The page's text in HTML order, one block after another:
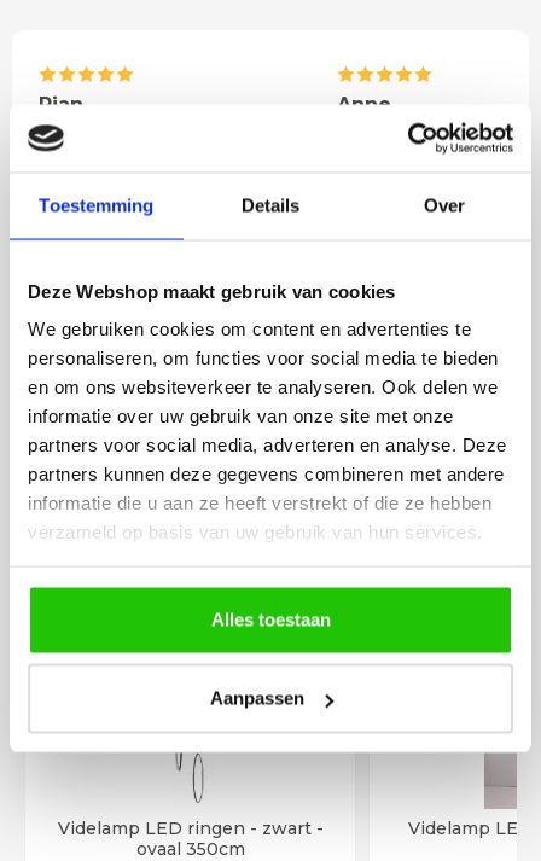
Toestemming Details Over
Deze Webshop maakt gebruik van cookies
We gebruiken cookies om content en advertenties te
personaliseren, om functies voor social media te bieden
en om ons websiteverkeer te analyseren. Ook delen we
informatie over uw gebruik van onze site met onze
partners voor social media, adverteren en analyse. Deze
partners kunnen deze gegevens combineren met andere
informatie die u aan ze heeft verstrekt of die ze hebben
verzameld op basis van uw gebruik van hun services.
Alles toestaan
Aanpassen
Rian
Fijne site waar ik een mooie
besteld. De volgende dag
werd deze al bezorgd. Super
Anne
Het bestellen,
volledig naar wens.
eenvoudig te
MEER PRODUCTEN
UIT DE SERIE RINGS
Alle producten uit deze serie
Videlamp LED ringen - zwart -
ovaal 350cm
Videlamp